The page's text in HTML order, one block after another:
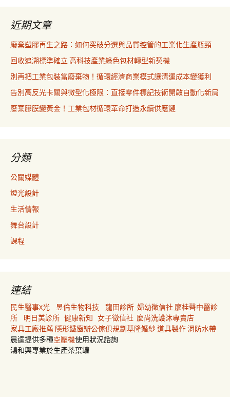
近期文章
廢棄塑膠再生之路：如何突破分選與品質控管的工業化生產瓶頸
回收追溯標準確立 高科技產業綠色包材轉型新契機
別再把工業包裝當廢棄物！循環經濟商業模式讓清運成本變獲利
告別高反光卡關與微型化極限：直接零件標記技術開啟自動化新局
廢棄膠膜變黃金！工業包材循環革命打造永續供應鏈
分類
公關媒體
燈光設計
生活情報
舞台設計
課程
連結
民生醫事X光 昱倫生物科技 龍田診所 婦幼徵信社 廖桂聲中醫診
所
明日美診所 健康新知 女子徵信社 麼尚洗護沐專賣店
家具工廠推薦 隱形鐵窗辦公傢俱規劃基隆婚紗道具製作消防水帶
晨達提供多種空壓機使用狀況諮詢
鴻和興專業於生產茶葉罐